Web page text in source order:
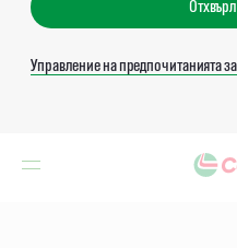
Управление на предпочитанията